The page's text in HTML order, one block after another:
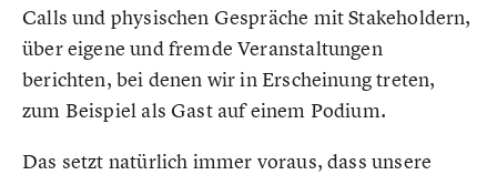
Calls und physischen Gespräche mit Stakeholdern,
über eigene und fremde Veranstaltungen
berichten, bei denen wir in Erscheinung treten,
zum Beispiel als Gast auf einem Podium.
Das setzt natürlich immer voraus, dass unsere